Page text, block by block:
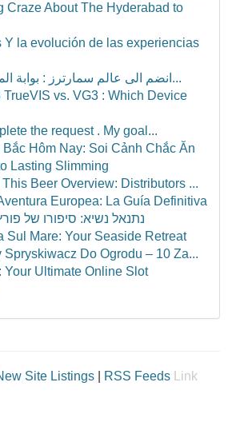
Craze About The Hyderabad to
Y la evolución de las experiencias
انضم الى عالم سمارترز : بوابة المحتوى الترفيه...
TrueVIS vs. VG3 : Which Device
the request . My goal...
Bắc Hôm Nay: Soi Cảnh Chắc Ăn
Lasting Slimming
Beer Overview: Distributors ...
Europea: La Guía Definitiva
נתנאל נשיא: סיפורו של
Sul Mare: Your Seaside Retreat
Spryskiwacz Do Ogrodu – 10 Za...
Your Ultimate Online Slot
Site Listings RSS Feeds
Link